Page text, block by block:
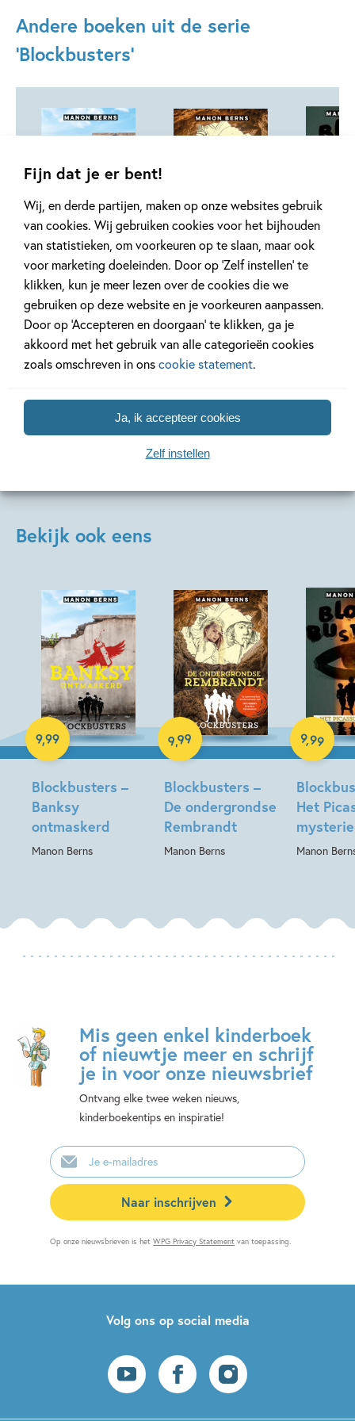
Fijn dat je er bent!
Wij, en derde partijen, maken op onze websites gebruik
van cookies. Wij gebruiken cookies voor het bijhouden
van statistieken, om voorkeuren op te slaan, maar ook
voor marketing doeleinden. Door op ‘Zelf instellen’ te
klikken, kun je meer lezen over de cookies die we
gebruiken op deze website en je voorkeuren aanpassen.
Door op ‘Accepteren en doorgaan’ te klikken, ga je
akkoord met het gebruik van alle categorieën cookies
zoals omschreven in onscookie statement.
Ja, ik accepteer cookies
Zelf instellen
Andere boeken uit de serie
'Blockbusters'
Blockbusters –
Banksy
ontmaskerd
Manon Berns
E-book
Blockbusters –
De ondergrondse
Rembrandt
Manon Berns
9,99
mysterie
9
E-book
Bekijk ook eens
Blockbusters –
Banksy
ontmaskerd
Manon Berns
9,99
E-book
Blockbusters –
De ondergrondse
Rembrandt
Manon Berns
9,99
E-book
Het
mysterie
Manon
9,99
E-book
Mis geen enkel kinderboek
of nieuwtje meer en schrijf
je in voor onze nieuwsbrief
Ontvang elke twee weken nieuws,
kinderboekentips en inspiratie!
E-
mailadres
Naar inschrijven
Op onze nieuwsbrieven is hetWPG Privacy Statement van toepassing.
Volg ons op social media